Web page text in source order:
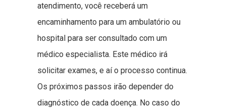
atendimento, você receberá um
encaminhamento para um ambulatório ou
hospital para ser consultado com um
médico especialista. Este médico irá
solicitar exames, e aí o processo continua.
Os próximos passos irão depender do
diagnóstico de cada doença. No caso do